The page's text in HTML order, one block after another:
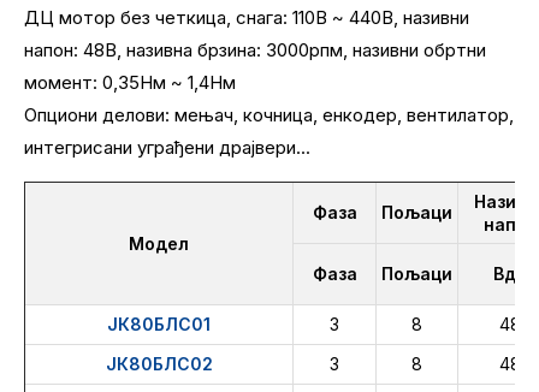
ДЦ мотор без четкица, снага: 110В ~ 440В, називни
напон: 48В, називна брзина: 3000рпм, називни обртни
момент: 0,35Нм ~ 1,4Нм
Опциони делови: мењач, кочница, енкодер, вентилатор,
интегрисани уграђени драјвери...
Модел
Фаза Пољаци
напон
Фаза Пољаци Вдц
ЈК80БЛС01 3 8
48
ЈК80БЛС02
3 8
48